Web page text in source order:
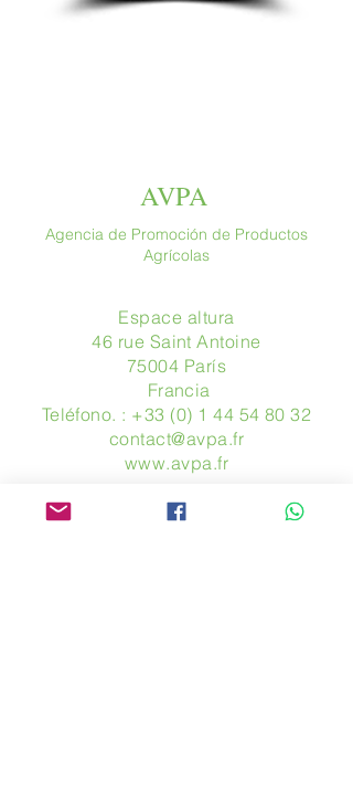
AVPA
Agencia de Promoción de Productos
Agrícolas
Espace altura
46 rue Saint Antoine
75004 París
​ Francia
Teléfono. : +33 (0) 1 44 54 80 32
contact@avpa.fr
www.avpa.fr